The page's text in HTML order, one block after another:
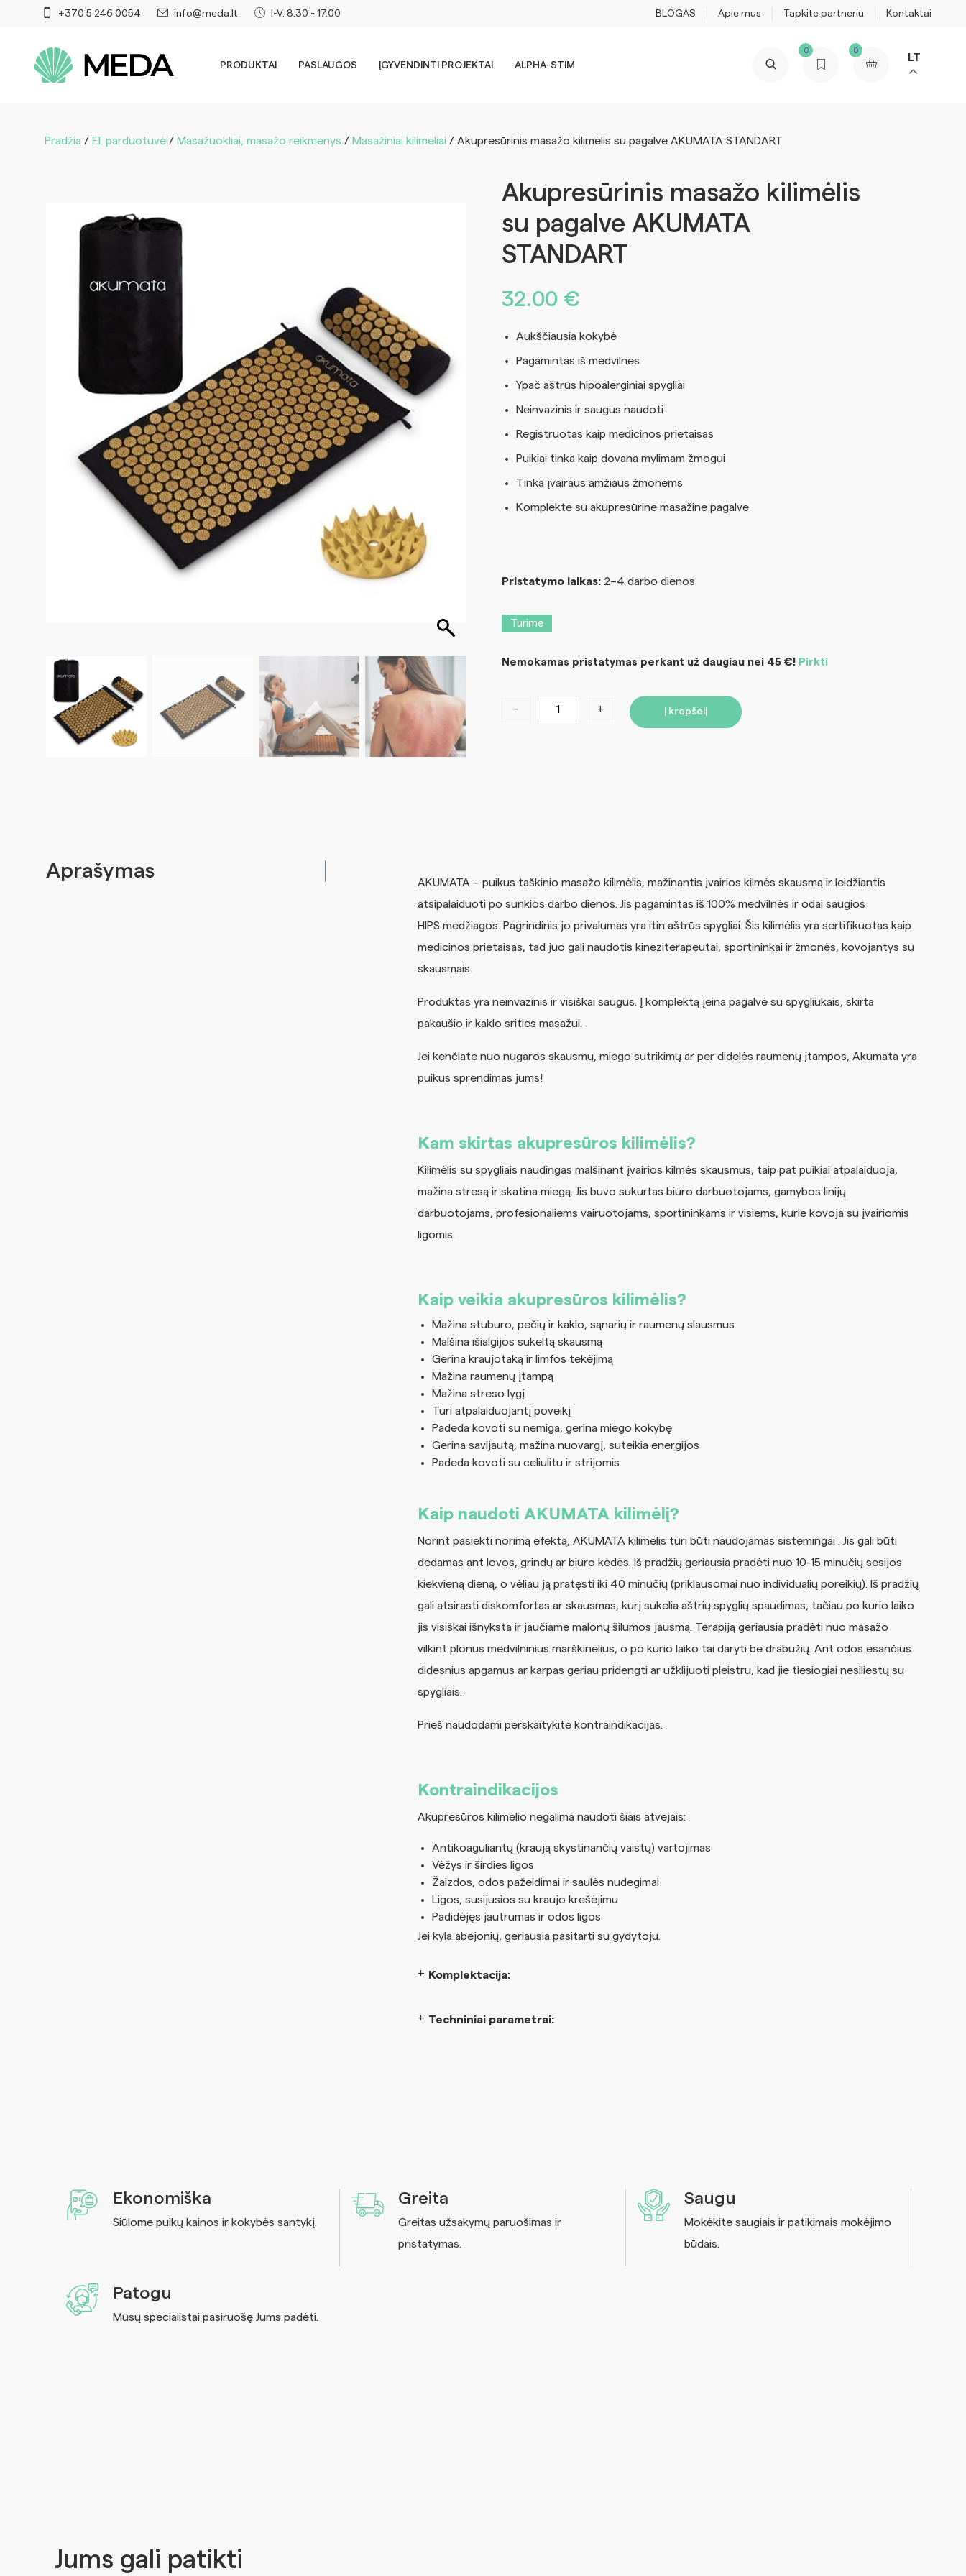
+370 5 246 0054 info@meda.lt I-V: 8.30 - 17.00 BLOGAS Apie mus Tapkite partneriu Kontaktai
PRODUKTAI PASLAUGOS ĮGYVENDINTI PROJEKTAI ALPHA-STIM
0 0
LT
Pradžia / El. parduotuvė / Masažuokliai, masažo reikmenys / Masažiniai kilimėliai / Akupresūrinis masažo kilimėlis su pagalve AKUMATA STANDART
Akupresūrinis masažo kilimėlis
su pagalve AKUMATA
STANDART
32.00 €
Aukščiausia kokybė
Pagamintas iš medvilnės
Ypač aštrūs hipoalerginiai spygliai
Neinvazinis ir saugus naudoti
Registruotas kaip medicinos prietaisas
Puikiai tinka kaip dovana mylimam žmogui
Tinka įvairaus amžiaus žmonėms
Komplekte su akupresūrine masažine pagalve
Pristatymo laikas:2–4 darbo dienos
Turime
Nemokamas pristatymas perkant už daugiau nei 45 €! Pirkti
- + Į krepšelį
Aprašymas
AKUMATA – puikus taškinio masažo kilimėlis, mažinantis įvairios kilmės skausmą ir leidžiantis
atsipalaiduoti po sunkios darbo dienos. Jis pagamintas iš 100% medvilnės ir odai saugios
HIPS medžiagos. Pagrindinis jo privalumas yra itin aštrūs spygliai. Šis kilimėlis yra sertifikuotas kaip
medicinos prietaisas, tad juo gali naudotis kineziterapeutai, sportininkai ir žmonės, kovojantys su
skausmais.
Produktas yra neinvazinis ir visiškai saugus. Į komplektą įeina pagalvė su spygliukais, skirta
pakaušio ir kaklo srities masažui.
Jei kenčiate nuo nugaros skausmų, miego sutrikimų ar per didelės raumenų įtampos, Akumata yra
puikus sprendimas jums!
Kam skirtas akupresūros kilimėlis?
Kilimėlis su spygliais naudingas malšinant įvairios kilmės skausmus, taip pat puikiai atpalaiduoja,
mažina stresą ir skatina miegą. Jis buvo sukurtas biuro darbuotojams, gamybos linijų
darbuotojams, profesionaliems vairuotojams, sportininkams ir visiems, kurie kovoja su įvairiomis
ligomis.
Kaip veikia akupresūros kilimėlis?
Mažina stuburo, pečių ir kaklo, sąnarių ir raumenų slausmus
Malšina išialgijos sukeltą skausmą
Gerina kraujotaką ir limfos tekėjimą
Mažina raumenų įtampą
Mažina streso lygį
Turi atpalaiduojantį poveikį
Padeda kovoti su nemiga, gerina miego kokybę
Gerina savijautą, mažina nuovargį, suteikia energijos
Padeda kovoti su celiulitu ir strijomis
Kaip naudoti AKUMATA kilimėlį?
Norint pasiekti norimą efektą, AKUMATA kilimėlis turi būti naudojamas sistemingai . Jis gali būti
dedamas ant lovos, grindų ar biuro kėdės. Iš pradžių geriausia pradėti nuo 10-15 minučių sesijos
kiekvieną dieną, o vėliau ją pratęsti iki 40 minučių (priklausomai nuo individualių poreikių). Iš pradžių
gali atsirasti diskomfortas ar skausmas, kurį sukelia aštrių spyglių spaudimas, tačiau po kurio laiko
jis visiškai išnyksta ir jaučiame malonų šilumos jausmą. Terapiją geriausia pradėti nuo masažo
vilkint plonus medvilninius marškinėlius, o po kurio laiko tai daryti be drabužių. Ant odos esančius
didesnius apgamus ar karpas geriau pridengti ar užklijuoti pleistru, kad jie tiesiogiai nesiliestų su
spygliais.
Prieš naudodami perskaitykite kontraindikacijas.
Kontraindikacijos
Akupresūros kilimėlio negalima naudoti šiais atvejais:
Antikoaguliantų (kraują skystinančių vaistų) vartojimas
Vėžys ir širdies ligos
Žaizdos, odos pažeidimai ir saulės nudegimai
Ligos, susijusios su kraujo krešėjimu
Padidėjęs jautrumas ir odos ligos
Jei kyla abejonių, geriausia pasitarti su gydytoju.
Komplektacija:
Techniniai parametrai:
Ekonomiška
Siūlome puikų kainos ir kokybės santykį.
Greita
Greitas užsakymų paruošimas ir
pristatymas.
Saugu
Mokėkite saugiais ir patikimais mokėjimo
būdais.
Patogu
Mūsų specialistai pasiruošę Jums padėti.
Jums gali patikti